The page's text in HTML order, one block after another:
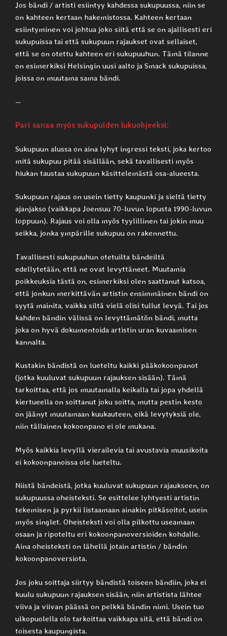
Jos bändi / artisti esiintyy kahdessa sukupuussa, niin se
on kahteen kertaan hakemistossa. Kahteen kertaan
esiintyminen voi johtua joko siitä että se on ajallisesti eri
sukupuissa tai että sukupuun rajaukset ovat sellaiset,
että se on otettu kahteen eri sukupuuhun. Tämä tilanne
on esimerkiksi Helsingin uusi aalto ja Smack sukupuissa,
joissa on muutama sama bändi.
—
Pari sanaa myös sukupuiden lukuohjeeksi:
Sukupuun alussa on aina lyhyt ingressi teksti, joka kertoo
mitä sukupuu pitää sisällään, sekä tavallisesti myös
hiukan taustaa sukupuun käsittelemästä osa-alueesta.
Sukupuun rajaus on usein tietty kaupunki ja sieltä tietty
ajanjakso (vaikkapa Joensuu 70-luvun lopusta 1990-luvun
loppuun). Rajaus voi olla myös tyylillinen tai jokin muu
seikka, jonka ympärille sukupuu on rakennettu.
Tavallisesti sukupuuhun otetuilta bändeiltä
edellytetään, että ne ovat levyttäneet. Muutamia
poikkeuksia tästä on, esimerkiksi olen saattanut katsoa,
että jonkun merkittävän artistin ensimmäinen bändi on
syytä mainita, vaikka siltä vielä olisi tullut levyä. Tai jos
kahden bändin välissä on levyttämätön bändi, mutta
joka on hyvä dokumentoida artistin uran kuvaamisen
kannalta.
Kustakin bändistä on lueteltu kaikki pääkokoonpanot
(jotka kuuluvat sukupuun rajauksen sisään). Tämä
tarkoittaa, että jos muutamalla keikalla tai jopa yhdellä
kiertueella on soittanut joku soitta, mutta pestin kesto
on jäänyt muutamaan kuukauteen, eikä levytyksiä ole,
niin tällainen kokoonpano ei ole mukana.
Myös kaikkia levyllä vierailevia tai avustavia muusikoita
ei kokoonpanoissa ole lueteltu.
Niistä bändeistä, jotka kuuluvat sukupuun rajaukseen, on
sukupuussa oheisteksti. Se esittelee lyhtyesti artistin
tekemisen ja pyrkii listaamaan ainakin pitkäsoitot, usein
myös singlet. Oheisteksti voi olla pilkottu useamaan
osaan ja ripoteltu eri kokoonpanoversioiden kohdalle.
Aina oheisteksti on lähellä jotain artistin / bändin
kokoonpanoversiota.
Jos joku soittaja siirtyy bändistä toiseen bändiin, joka ei
kuulu sukupuun rajauksen sisään, niin artistista lähtee
viiva ja viivan päässä on pelkkä bändin nimi. Usein tuo
ulkopuolella olo tarkoittaa vaikkapa sitä, että bändi on
toisesta kaupungista.